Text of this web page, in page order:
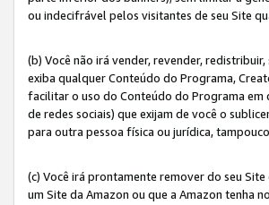
ou indecifrável pelos visitantes de seu Site
(b) Você não irá vender, revender,
exiba qualquer Conteúdo do Programa,
facilitar o uso do Conteúdo do Programa
de redes sociais) que exijam de você o
para outra pessoa física ou jurídica,
(c) Você irá prontamente remover do seu
um Site da Amazon ou que a Amazon tenha